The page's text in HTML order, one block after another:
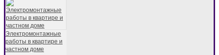
Электромонтажные
работы в квартире и
частном доме